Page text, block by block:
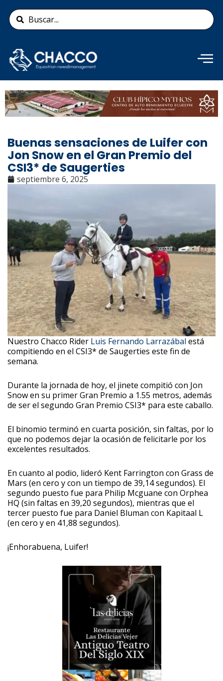
contenido
Search
...
Añade aquí tu texto de
cabecera
Buenas sensaciones de Luifer con
Jon Snow en el Gran Premio del
CSI3* de Saugerties
septiembre 6, 2025
Nuestro Chacco Rider Luis Fernando Larrazábal está
compitiendo en el CSI3* de Saugerties este fin de
semana.
Durante la jornada de hoy, el jinete compitió con Jon
Snow en su primer Gran Premio a 1.55 metros, además
de ser el segundo Gran Premio CSI3* para este caballo.
El binomio terminó en cuarta posición, sin faltas, por lo
que no podemos dejar la ocasión de felicitarle por los
excelentes resultados.
En cuanto al podio, lideró Kent Farrington con Grass de
Mars (en cero y con un tiempo de 39,14 segundos). El
segundo puesto fue para Philip Mcguane con Orphea
HQ (sin faltas en 39,20 segundos), mientras que el
tercer puesto fue para Daniel Bluman con Kapitaal L
(en cero y en 41,88 segundos).
¡Enhorabuena, Luifer!